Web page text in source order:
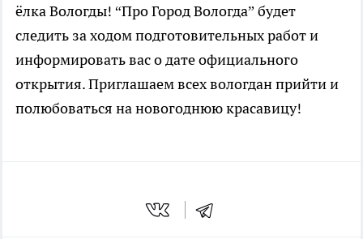
ёлка Вологды! “Про Город Вологда” будет
следить за ходом подготовительных работ и
информировать вас о дате официального
открытия. Приглашаем всех вологдан прийти и
полюбоваться на новогоднюю красавицу!